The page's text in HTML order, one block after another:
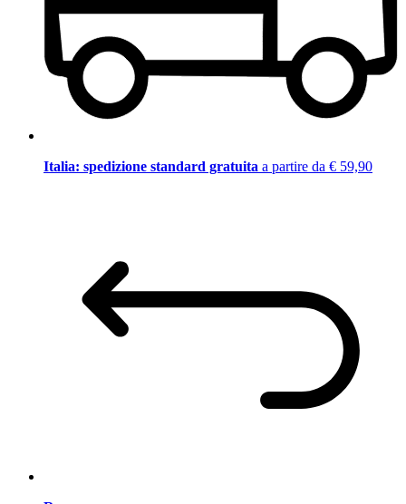
Italia: spedizione standard gratuita a partire da € 59,90